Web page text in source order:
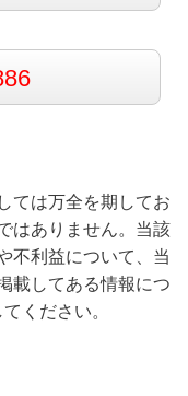
ては万全を期してお
はありません。当該
不利益について、当
載してある情報につ
ください。